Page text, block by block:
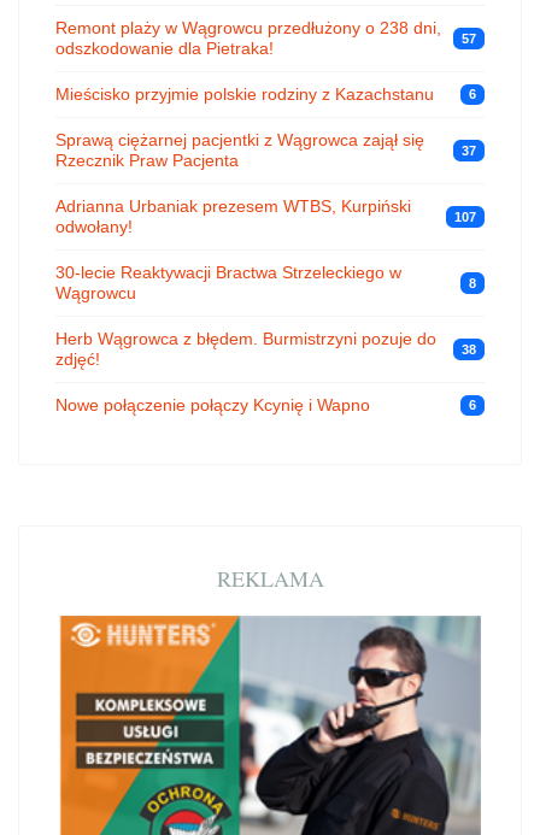
Remont plaży w Wągrowcu przedłużony o 238 dni,
odszkodowanie dla Pietraka!
57
Mieścisko przyjmie polskie rodziny z Kazachstanu 6
Sprawą ciężarnej pacjentki z Wągrowca zajął się
Rzecznik Praw Pacjenta
37
Adrianna Urbaniak prezesem WTBS, Kurpiński
odwołany!
107
30-lecie Reaktywacji Bractwa Strzeleckiego w
Wągrowcu
8
Herb Wągrowca z błędem. Burmistrzyni pozuje do
zdjęć!
38
Nowe połączenie połączy Kcynię i Wapno 6
REKLAMA